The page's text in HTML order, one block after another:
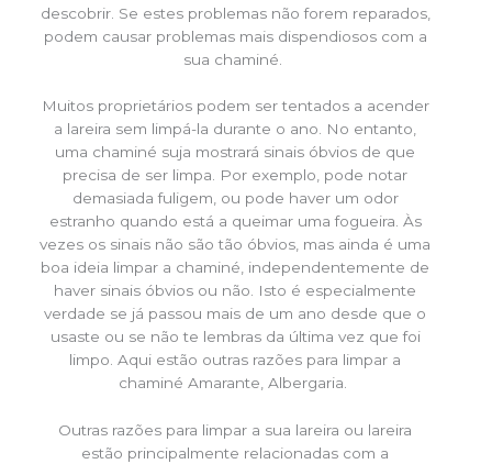
descobrir. Se estes problemas não forem reparados,
podem causar problemas mais dispendiosos com a
sua chaminé.
Muitos proprietários podem ser tentados a acender
a lareira sem limpá-la durante o ano. No entanto,
uma chaminé suja mostrará sinais óbvios de que
precisa de ser limpa. Por exemplo, pode notar
demasiada fuligem, ou pode haver um odor
estranho quando está a queimar uma fogueira. Às
vezes os sinais não são tão óbvios, mas ainda é uma
boa ideia limpar a chaminé, independentemente de
haver sinais óbvios ou não. Isto é especialmente
verdade se já passou mais de um ano desde que o
usaste ou se não te lembras da última vez que foi
limpo. Aqui estão outras razões para limpar a
chaminé Amarante, Albergaria.
Outras razões para limpar a sua lareira ou lareira
estão principalmente relacionadas com a